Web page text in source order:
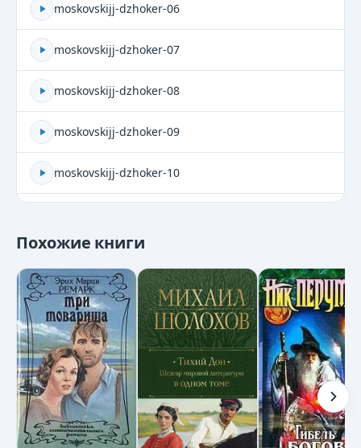
moskovskijj-dzhoker-06
moskovskijj-dzhoker-07
moskovskijj-dzhoker-08
moskovskijj-dzhoker-09
moskovskijj-dzhoker-10
moskovskijj-dzhoker-13
moskovskijj-dzhoker-14
moskovskijj-dzhoker-15
moskovskijj-dzhoker-16
Похожие книги